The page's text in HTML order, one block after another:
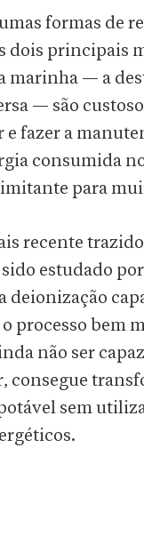
formas de
dois principais
marinha — a
— são
e fazer a
consumida
para
recente
estudado
deionização
processo bem
não ser
consegue
sem